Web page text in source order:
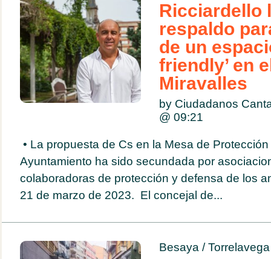
Ricciardello
respaldo
de un
friendly’ en
Miravalles
by Ciudadanos
@ 09:21
• La propuesta de Cs en la Mesa de
Ayuntamiento ha sido secundada por
colaboradoras de protección y defensa de los
21 de marzo de 2023. El concejal de...
Besaya /Torrelavega